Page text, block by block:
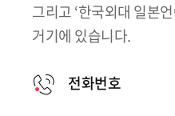
그리고 ‘한국외대 일본
거기에 있습니다.
전화번호